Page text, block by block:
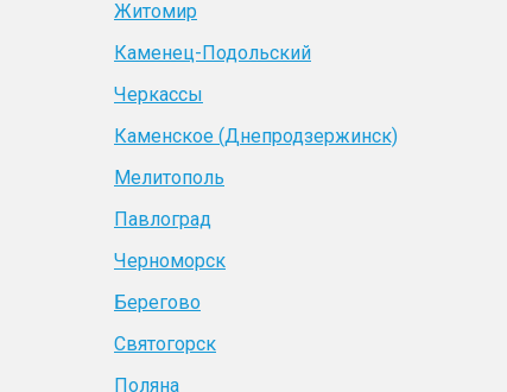
Житомир
Каменец-Подольский
Черкассы
Каменское (Днепродзержинск)
Мелитополь
Павлоград
Черноморск
Берегово
Святогорск
Поляна